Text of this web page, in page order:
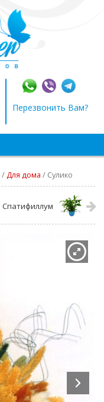
Перезвонить Вам?
/Для дома / Сулико
Спатифиллум